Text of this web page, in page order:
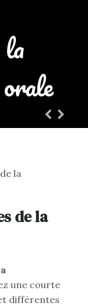
la
de la
une courte
différentes